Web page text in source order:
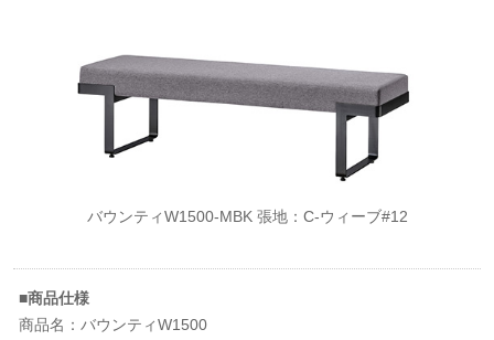
バウンティW1500-MBK 張地：C-ウィーブ#12
■商品仕様
商品名：バウンティW1500